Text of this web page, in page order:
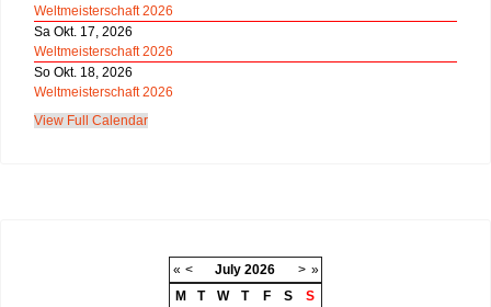
Weltmeisterschaft 2026
Sa Okt. 17, 2026
Weltmeisterschaft 2026
So Okt. 18, 2026
Weltmeisterschaft 2026
View Full Calendar
« < July 2026 > »
M
T W T F S
S